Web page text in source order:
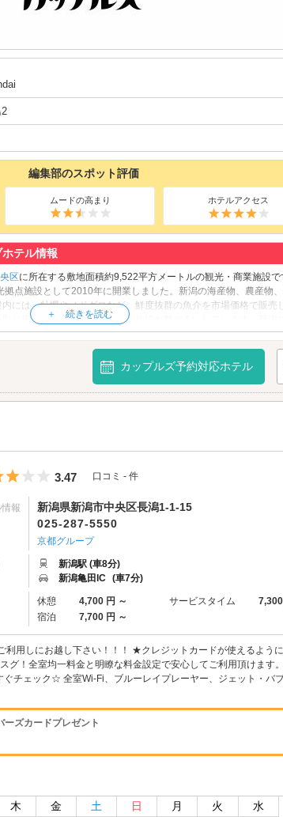
編集部のスポット評価
ムードの高まり ホテルアクセス
テル情報
区に所在する敷地面積約9,522平方メートルの観光・商業施設で
点施設として2010年に開業しました。新潟の海産物、農産物
には、牡蠣やノドグロなど、鮮度抜群の魚介を市場価格で販売
り扱うショップ等、魅力的な施設が勢ぞろいしています。新潟
からもアクセスが便利です。
カップルズ予約対応ホテル
5つ星のうち3
3.47 口コミ - 件
報
新潟県新潟市中央区長潟1-1-15
025-287-5550
京都グループ
新潟駅 (車8分)
新潟亀田IC (車7分)
休憩 4,700 円 ～ サービスタイム
宿泊
7,700 円 ～
利用しにお越し下さい！！！ ★クレジットカードが使えるよう
グ！全室均一料金と明瞭な料金設定で安心してご利用頂けます
チェック☆ 全室Wi-Fi、ブルーレイプレーヤー、ジェット・バ
ーズカードプレゼント
木 金 土 日 月 火 水